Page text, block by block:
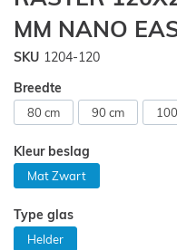
begin
van
de
afbeeldingen-
MM NANO
SKU 1204-120
Breedte
80 cm 90 cm
Kleur beslag
Mat Zwart
Type glas
Helder